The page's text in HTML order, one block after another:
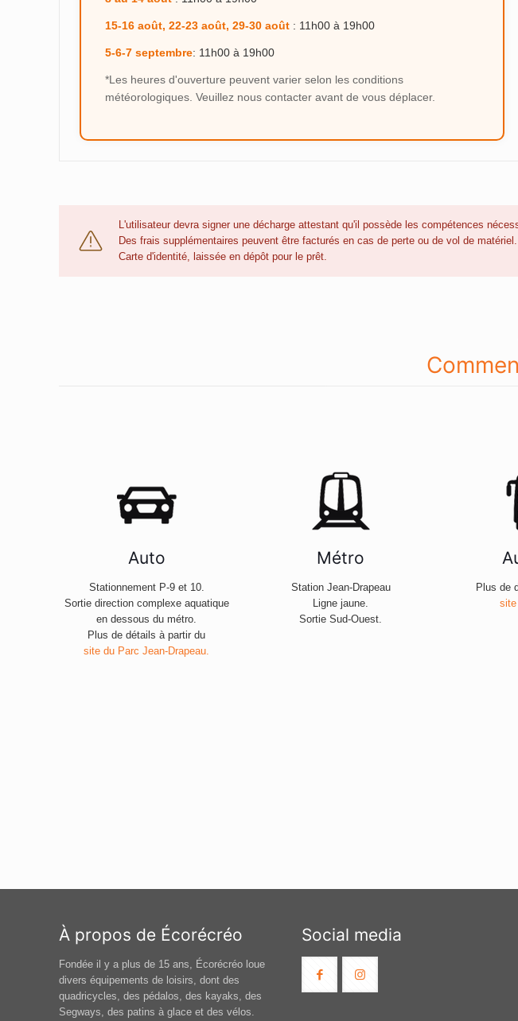
15-16 août, 22-23 août, 29-30 août : 11h00 à 19h00
5-6-7 septembre: 11h00 à 19h00
*Les heures d'ouverture peuvent varier selon les conditions
météorologiques. Veuillez nous contacter avant de vous déplacer.
L'utilisateur devra signer une décharge attestant qu'il possède les compétences
Des frais supplémentaires peuvent être facturés en cas de perte ou de vol de matériel.
Carte d'identité, laissée en dépôt pour le prêt.
Auto
Stationnement P-9 et 10.
Sortie direction complexe aquatique
en dessous du métro.
Plus de détails à partir du
site du Parc Jean-Drapeau.
Métro
Station Jean-Drapeau
Ligne jaune.
Sortie Sud-Ouest.
Plus de
À propos de Écorécréo
Fondée il y a plus de 15 ans, Écorécréo loue
divers équipements de loisirs, dont des
quadricycles, des pédalos, des kayaks, des
Segways, des patins à glace et des vélos.
Social media